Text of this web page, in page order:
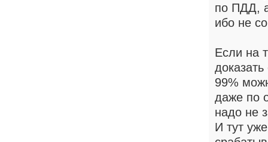
по ПДД,
ибо не
Если на
99%
даже по
надо не
И тут